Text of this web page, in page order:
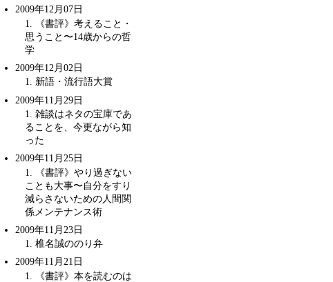
2009年12月07日
1
. 《書評》考えること・
思うこと〜14歳からの哲
学
2009年12月02日
1. 新語・流行語大賞
2009年11月29日
1
. 雑談はネタの宝庫であ
ることを、今更ながら知
った
2009年11月25日
1
. 《書評》やり過ぎない
ことも大事〜自分をすり
減らさないための人間関
係メンテナンス術
2009年11月23日
1. 椎名誠ののり弁
2009年11月21日
1
. 《書評》本を読むのは